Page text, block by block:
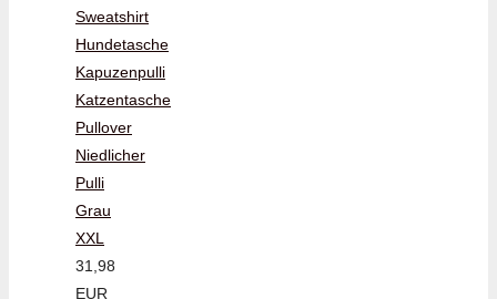
Sweatshirt
Hundetasche
Kapuzenpulli
Katzentasche
Pullover
Niedlicher
Pulli
Grau
XXL
31,98
EUR